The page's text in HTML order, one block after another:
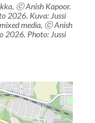
ⓒ Anish Kapoor.
2026. Kuva: Jussi
media, ⓒ Anish
2026. Photo: Jussi